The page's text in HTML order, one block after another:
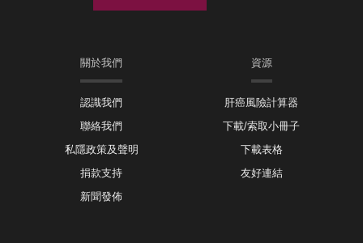
關於我們
認識我們
聯絡我們
私隱政策及聲明
捐款支持
新聞發佈
資源
肝癌風險計算器
下載/索取小冊子
下載表格
友好連結